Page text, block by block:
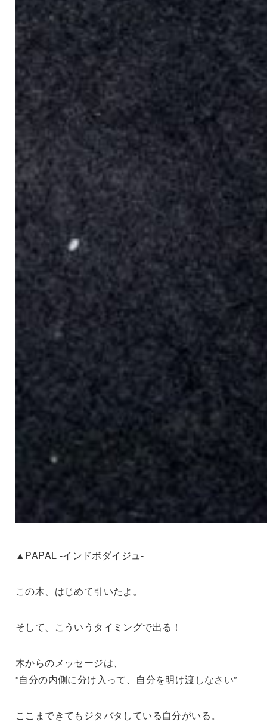
▲PAPAL -インドボダイジュ-
この木、はじめて引いたよ。
そして、こういうタイミングで出る！
木からのメッセージは、
”自分の内側に分け入って、自分を明け渡しなさい”
ここまできてもジタバタしている自分がいる。